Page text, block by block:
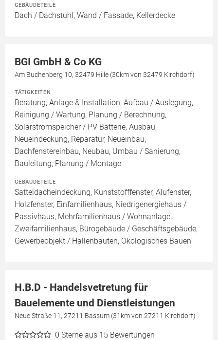
GEBÄUDETEILE
Dach / Dachstuhl, Wand / Fassade, Kellerdecke
BGI GmbH & Co KG
Am Buchenberg 10, 32479 Hille (30km von 32479 Kirchdorf)
TÄTIGKEITEN
Beratung, Anlage & Installation, Aufbau / Auslegung,
Reinigung / Wartung, Planung / Berechnung,
Solarstromspeicher / PV Batterie, Ausbau,
Neueindeckung, Reparatur, Neueinbau,
Dachfenstereinbau, Neubau, Umbau / Sanierung,
Bauleitung, Planung / Montage
GEBÄUDETEILE
Satteldacheindeckung, Kunststofffenster, Alufenster,
Holzfenster, Einfamilienhaus, Niedrigenergiehaus /
Passivhaus, Mehrfamilienhaus / Wohnanlage,
Zweifamilienhaus, Bürogebäude / Geschäftsgebäude,
Gewerbeobjekt / Hallenbauten, Ökologisches Bauen
H.B.D - Handelsvetretung für
Bauelemente und Dienstleistungen
Neue Straße 11, 27211 Bassum (31km von 27211 Kirchdorf)
0 Sterne aus 15 Bewertungen